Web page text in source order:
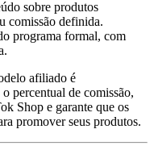
sobre produtos
comissão definida.
programa formal, com
afiliado é
percentual de comissão,
Shop e garante que os
promover seus produtos.